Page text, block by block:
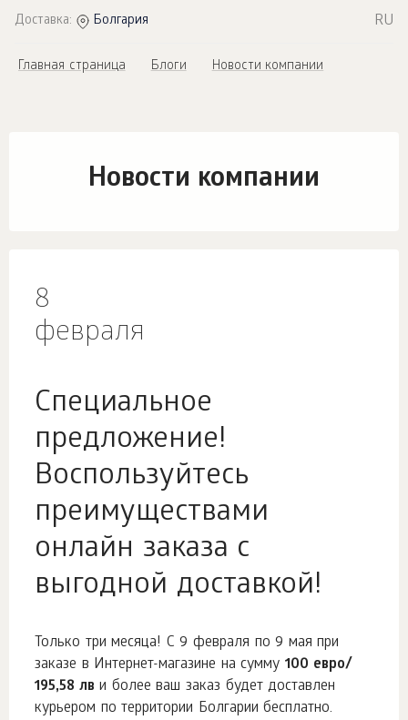
Доставка: Болгария RU
Главная страница Блоги Новости компании
Новости компании
8
февраля
Специальное
предложение!
Воспользуйтесь
преимуществами
онлайн заказа с
выгодной доставкой!
Только три месяца! С 9 февраля по 9 мая при
заказе в Интернет-магазине на сумму100 евро/
195,58 лв и более ваш заказ будет доставлен
курьером по территории Болгарии бесплатно.